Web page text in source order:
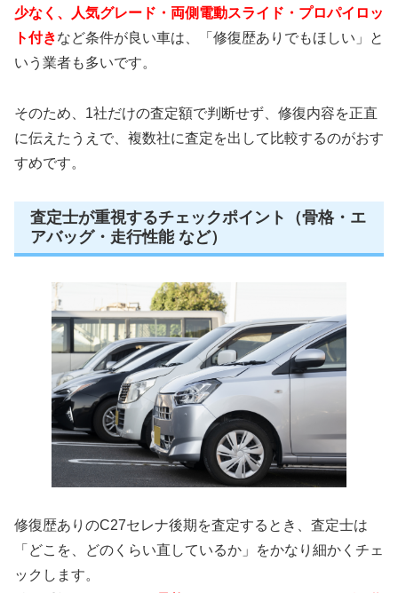
少なく、人気グレード・両側電動スライド・プロパイロッ
ト付きなど条件が良い車は、「修復歴ありでもほしい」と
いう業者も多いです。
そのため、1社だけの査定額で判断せず、修復内容を正直
に伝えたうえで、複数社に査定を出して比較するのがおす
すめです。
査定士が重視するチェックポイント（骨格・エ
アバッグ・走行性能 など）
修復歴ありのC27セレナ後期を査定するとき、査定士は
「どこを、どのくらい直しているか」をかなり細かくチェ
ックします。